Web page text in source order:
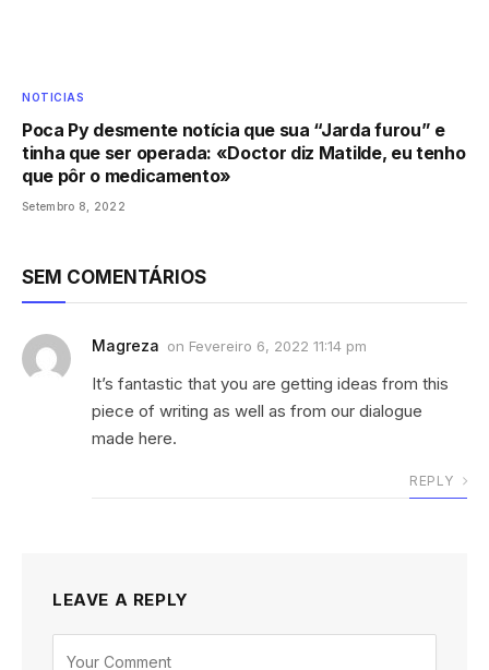
NOTICIAS
Poca Py desmente notícia que sua “Jarda furou” e
tinha que ser operada: «Doctor diz Matilde, eu tenho
que pôr o medicamento»
Setembro 8, 2022
SEM COMENTÁRIOS
Magreza on Fevereiro 6, 2022 11:14 pm
It’s fantastic that you are getting ideas from this
piece of writing as well as from our dialogue
made here.
REPLY
LEAVE A REPLY